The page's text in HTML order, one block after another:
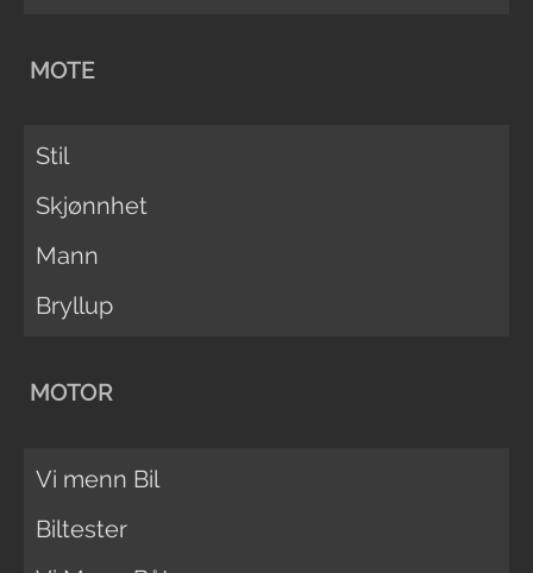
MOTE
Stil
Skjønnhet
Mann
Bryllup
MOTOR
Vi menn Bil
Biltester